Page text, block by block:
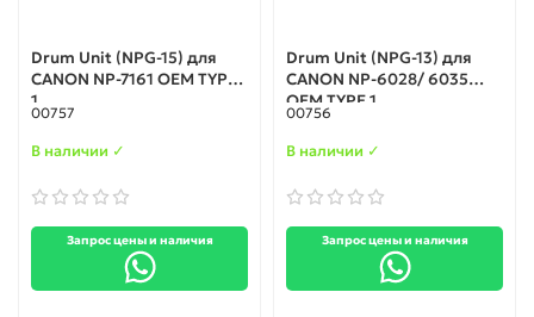
Drum Unit (NPG-15) для
CANON NP-7161 OEM TYPE
1
00757
В наличии ✓
Запрос цены и наличия
Drum Unit (NPG-13) для
CANON NP-6028/ 6035
OEM TYPE 1
00756
В наличии ✓
Запрос цены и наличия